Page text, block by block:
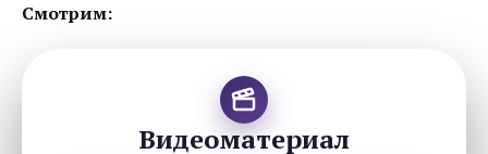
Смотрим:
Видеоматериал